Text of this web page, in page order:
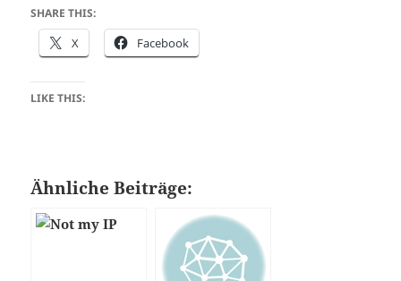
SHARE THIS:
X Facebook
LIKE THIS:
Ähnliche Beiträge: